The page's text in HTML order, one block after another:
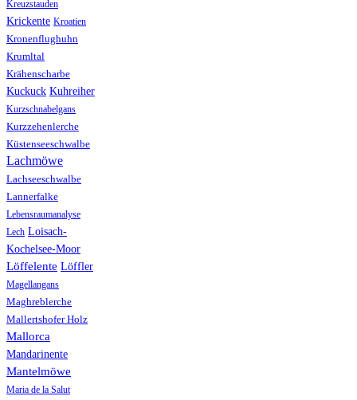
Kreuzstauden
Krickente Kroatien
Kronenflughuhn
Krumltal
Krähenscharbe
Kuckuck Kuhreiher
Kurzschnabelgans
Kurzzehenlerche
Küstenseeschwalbe
Lachmöwe
Lachseeschwalbe
Lannerfalke
Lebensraumanalyse
Lech Loisach-
Kochelsee-Moor
Löffelente Löffler
Magellangans
Maghreblerche
Mallertshofer Holz
Mallorca
Mandarinente
Mantelmöwe
Maria de la Salut